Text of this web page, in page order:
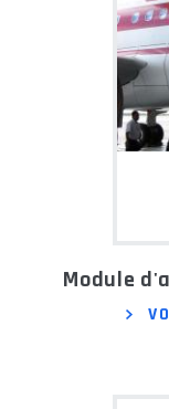
Module